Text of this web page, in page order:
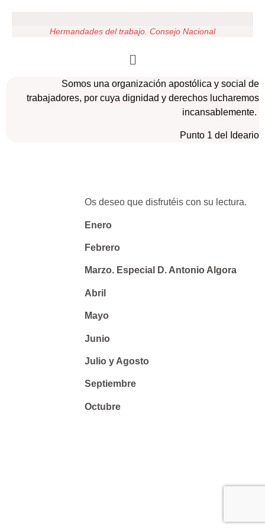
Hermandades del trabajo. Consejo Nacional
Somos una organización apostólica y social de
trabajadores, por cuya dignidad y derechos lucharemos
incansablemente.
Punto 1 del Ideario
Os deseo que disfrutéis con su lectura.
Enero
Febrero
Marzo. Especial D. Antonio Algora
Abril
Mayo
Junio
Julio y Agosto
Septiembre
Octubre